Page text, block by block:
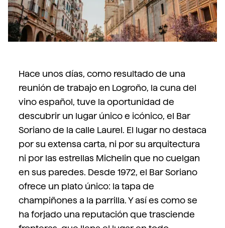
Hace unos días, como resultado de una
reunión de trabajo en Logroño, la cuna del
vino español, tuve la oportunidad de
descubrir un lugar único e icónico, el Bar
Soriano de la calle Laurel. El lugar no destaca
por su extensa carta, ni por su arquitectura
ni por las estrellas Michelin que no cuelgan
en sus paredes. Desde 1972, el Bar Soriano
ofrece un plato único: la tapa de
champiñones a la parrilla. Y así es como se
ha forjado una reputación que trasciende